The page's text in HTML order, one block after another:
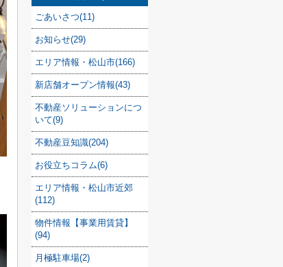
ごあいさつ(11)
お知らせ(29)
エリア情報・松山市(166)
新店舗オープン情報(43)
不動産ソリューションにつ
いて(9)
不動産豆知識(204)
お役立ちコラム(6)
エリア情報・松山市近郊
(112)
物件情報【事業用賃貸】
(94)
月極駐車場(2)